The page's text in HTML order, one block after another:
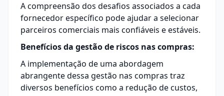
A compreensão dos desafios associados a cada
fornecedor específico pode ajudar a selecionar
parceiros comerciais mais confiáveis e estáveis.
Benefícios da gestão de riscos nas compras:
A implementação de uma abordagem
abrangente dessa gestão nas compras traz
diversos benefícios como a redução de custos,